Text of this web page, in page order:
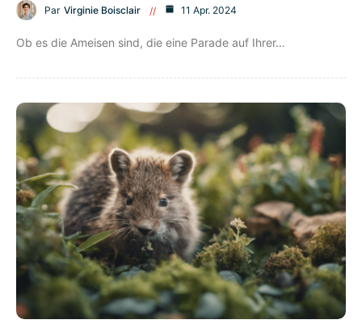
Par Virginie Boisclair 11 Apr. 2024
Ob es die Ameisen sind, die eine Parade auf Ihrer…